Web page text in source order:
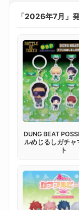
「2026年7月」
DUNG BEAT
ルめじるしガチャ
ト